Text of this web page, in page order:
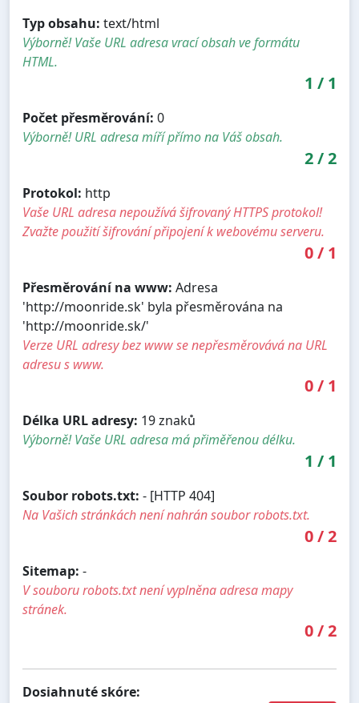
Typ obsahu: text/html
Výborně! Vaše URL adresa vrací obsah ve formátu
HTML.
1 / 1
Počet přesměrování: 0
Výborně! URL adresa míří přímo na Váš obsah.
2/2
Protokol: http
Vaše URL adresa nepoužívá šifrovaný HTTPS protokol!
Zvažte použití šifrování připojení k webovému serveru.
0/ 1
Přesměrování na www: Adresa
'http://moonride.sk' byla přesměrována na
'http://moonride.sk/'
Verze URL adresy bez www se nepřesměrovává na URL
adresu s www.
0/ 1
Délka URL adresy: 19 znaků
Výborně! Vaše URL adresa má přiměřenou délku.
1 / 1
Soubor robots.txt: - [HTTP 404]
Na Vašich stránkách není nahrán soubor robots.txt.
0/2
Sitemap: -
V souboru robots.txt není vyplněna adresa mapy
stránek.
0/2
Dosiahnuté skóre: